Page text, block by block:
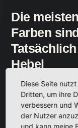
Die
Farben
Hebel
für Deine
Genau
Dir
Diese Seite
Dritten, um ihre
verbessern und
der Nutzer
und kann meine